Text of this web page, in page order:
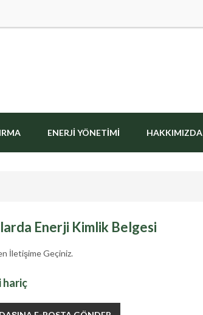
ENERJI YÖNETIMI HAKKIMIZDA
Enerji Kimlik Belgesi
İletişime Geçiniz.
hariç